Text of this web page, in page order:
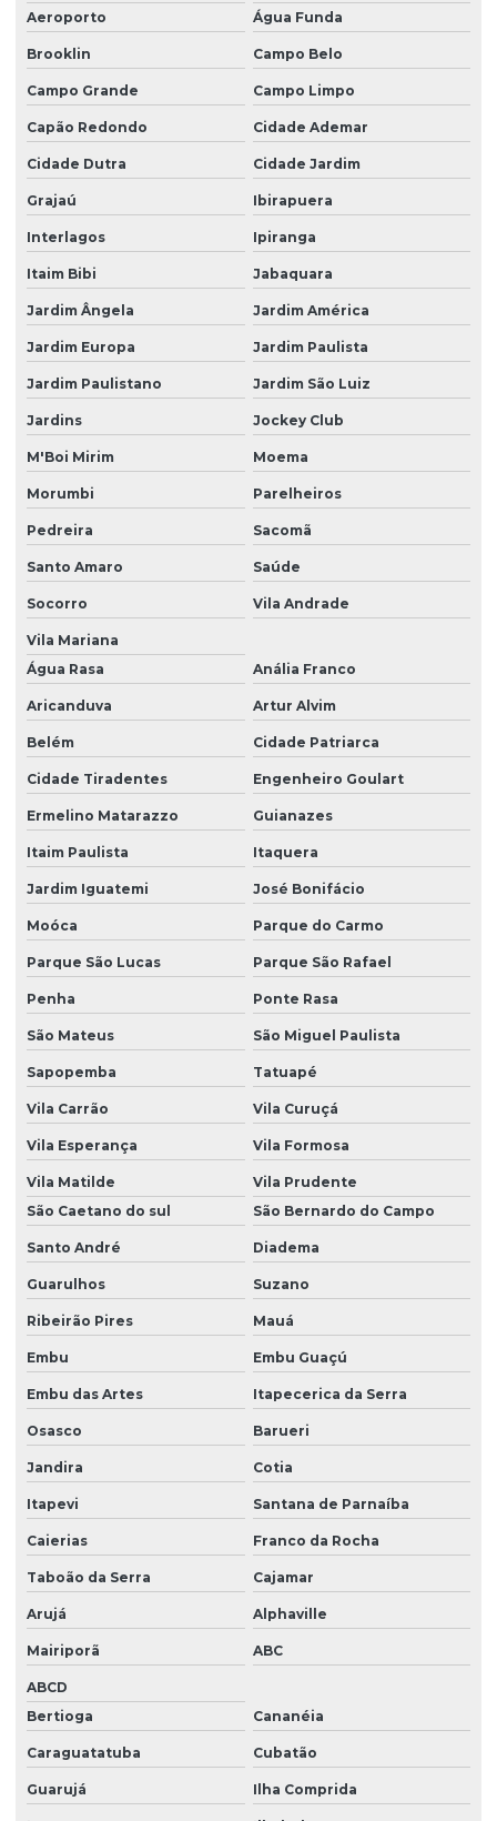
Aeroporto Água Funda
Brooklin Campo Belo
Campo Grande Campo Limpo
Capão Redondo Cidade Ademar
Cidade Dutra Cidade Jardim
Grajaú Ibirapuera
Interlagos Ipiranga
Itaim Bibi Jabaquara
Jardim Ângela Jardim América
Jardim Europa Jardim Paulista
Jardim Paulistano Jardim São Luiz
Jardins Jockey Club
M'Boi Mirim Moema
Morumbi Parelheiros
Pedreira Sacomã
Santo Amaro Saúde
Socorro Vila Andrade
Vila Mariana
Água Rasa
Anália Franco
Aricanduva Artur Alvim
Belém Cidade Patriarca
Cidade Tiradentes Engenheiro Goulart
Ermelino Matarazzo Guianazes
Itaim Paulista Itaquera
Jardim Iguatemi José Bonifácio
Moóca Parque do Carmo
Parque São Lucas Parque São Rafael
Penha Ponte Rasa
São Mateus São Miguel Paulista
Sapopemba Tatuapé
Vila Carrão Vila Curuçá
Vila Esperança Vila Formosa
Vila Matilde
Vila Prudente
São Caetano do sul
São Bernardo do Campo
Santo André Diadema
Guarulhos Suzano
Ribeirão Pires Mauá
Embu Embu Guaçú
Embu das Artes Itapecerica da Serra
Osasco Barueri
Jandira Cotia
Itapevi Santana de Parnaíba
Caierias Franco da Rocha
Taboão da Serra Cajamar
Arujá Alphaville
Mairiporã ABC
ABCD
Bertioga
Cananéia
Caraguatatuba Cubatão
Guarujá Ilha Comprida